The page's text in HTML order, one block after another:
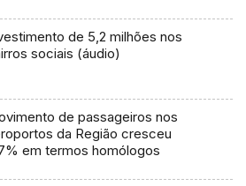
de 5,2 milhões nos
sociais (áudio)
de passageiros nos
da Região cresceu
em termos homólogos